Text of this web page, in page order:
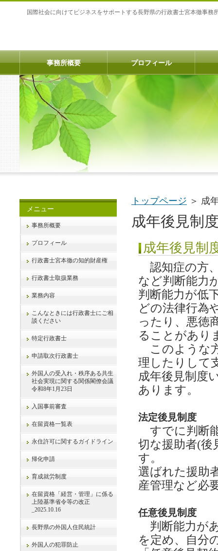
国際社会に向けてビジネスをサポートする長野県の行政書士宮本徹事務
トップページ ＞ 成
成年後見制
成年後見制
認知症の方
など判断能力
判断能力が低
どの法律行為
ったり、悪徳
ることがあり
このような
理したりして
成年後見制度
あります。
法定後見制度
すでに判断
切な援助者(後
す。
選ばれた援助
産管理など必
任意後見制度
判断能力が
を定め、自分
メニュー
事務所概要
プロフィール
行政書士宮本徹の知的財産権
行政書士取扱業務
業務内容
こんなときには行政書士にご相
談ください
特定行政書士
申請取次行政書士
外国人の受入れ・秩序ある共生
社会実現に関する関係閣僚会議
令和8年1月23日
入国事前審査
在留資格一覧表
永住許可に関するガイドライン
帰化申請
育成就労制度
在留資格「経営・管理」に係る
上陸基準省令等の改正
_2025.10.16
長野県の外国人住民統計
外国人の犯罪防止
事務所概要 プロフィール